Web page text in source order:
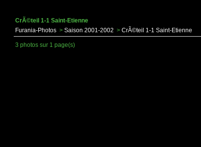
CrÃ©teil 1-1 Saint-Etienne
Furania-Photos > Saison 2001-2002 > CrÃ©teil 1-1 Saint-Etienne
3 photos sur 1 page(s)